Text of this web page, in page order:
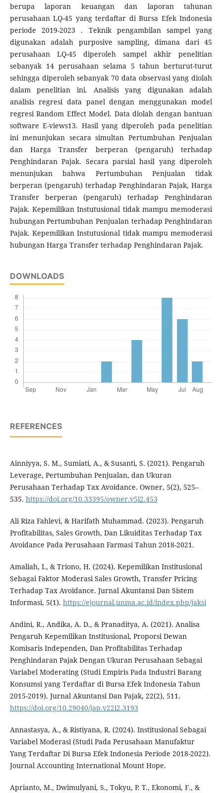
berupa laporan keuangan dan laporan tahunan
perusahaan LQ-45 yang terdaftar di Bursa Efek Indonesia
periode 2019-2023 . Teknik pengambilan sampel yang
digunakan adalah purposive sampling, dimana dari 45
perusahaan LQ-45 diperoleh sampel akhir penelitian
sebanyak 14 perusahaan selama 5 tahun berturut-turut
sehingga diperoleh sebanyak 70 data observasi yang diolah
dalam penelitian ini. Analisis yang digunakan adalah
analisis regresi data panel dengan menggunakan model
regresi Random Effect Model. Data diolah dengan bantuan
software E-views13. Hasil yang diperoleh pada penelitian
ini menunjukan secara simultan Pertumbuhan Penjualan
dan Harga Transfer berperan (pengaruh) terhadap
Penghindaran Pajak. Secara parsial hasil yang diperoleh
menunjukan bahwa Pertumbuhan Penjualan tidak
berperan (pengaruh) terhadap Penghindaran Pajak, Harga
Transfer berperan (pengaruh) terhadap Penghindaran
Pajak. Kepemilikan Instutusional tidak mampu memoderasi
hubungan Pertumbuhan Penjualan terhadap Penghindaran
Pajak. Kepemilikan Instutusional tidak mampu memoderasi
hubungan Harga Transfer terhadap Penghindaran Pajak.
DOWNLOADS
REFERENCES
Ainniyya, S. M., Sumiati, A., & Susanti, S. (2021). Pengaruh
Leverage, Pertumbuhan Penjualan, dan Ukuran
Perusahaan Terhadap Tax Avoidance. Owner, 5(2), 525–
535. https://doi.org/10.33395/owner.v5i2.453
Ali Riza Fahlevi, & Harifath Muhammad. (2023). Pengaruh
Profitabilitas, Sales Growth, Dan Likuiditas Terhadap Tax
Avoidance Pada Perusahaan Farmasi Tahun 2018-2021.
Amaliah, I., & Triono, H. (2024). Kepemilikan Institusional
Sebagai Faktor Moderasi Sales Growth, Transfer Pricing
Terhadap Tax Avoidance. Jurnal Akuntansi Dan Sistem
Informasi, 5(1). https://ejournal.unma.ac.id/index.php/jaksi
Andini, R., Andika, A. D., & Pranaditya, A. (2021). Analisa
Pengaruh Kepemilikan Institusional, Proporsi Dewan
Komisaris Independen, Dan Profitabilitas Terhadap
Penghindaran Pajak Dengan Ukuran Perusahaan Sebagai
Variabel Moderating (Studi Empiris Pada Industri Barang
Konsumsi yang Terdaftar di Bursa Efek Indonesia Tahun
2015-2019). Jurnal Akuntansi Dan Pajak, 22(2), 511.
https://doi.org/10.29040/jap.v22i2.3193
Annastasya, A., & Ristiyana, R. (2024). Institusional Sebagai
Variabel Moderasi (Studi Pada Perusahaan Manufaktur
Yang Terdaftar Di Bursa Efek Indonesia Periode 2018-2022).
Journal Accounting International Mount Hope.
Aprianto, M., Dwimulyani, S., Tokyu, P. T., Ekonomi, F., &